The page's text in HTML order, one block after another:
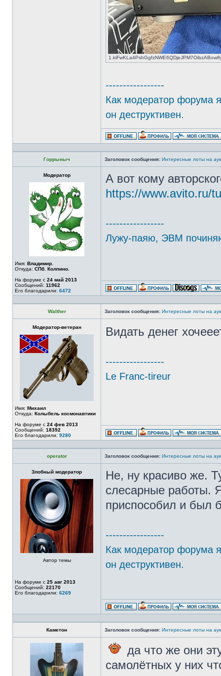
-----------------
Как модератор форума
он деструктивен.
Горрыныч Заголовок сообщения: Интересные лоты на
Модератор
Имя: Владимир.
Откуда: СПб. Колпино.
На форуме с 24 май 2013
Сообщений: 11962
Его благодарили: 6472
А вот кому
https://www.avito.ru/
-----------------
Лужу-паяю, ЭВМ
Walther Заголовок сообщения: Интересные лоты на
Модератор-ветеран
Имя: Михаил
Откуда: Колыбель космонавтики
На форуме с 24 фев 2013
Сообщений: 18392
Его благодарили: 9280
Видать денег
-----------------
Le Franc-tireur
operator Заголовок сообщения: Интересные лоты на
Злобный модератор
Автор темы
На форуме с 25 авг 2013
Сообщений: 22170
Его благодарили: 6269
Не, ну красиво же.
слесарные работы.
приспособил и был
-----------------
Как модератор форума
он деструктивен.
Каметон Заголовок сообщения: Интересные лоты на
да что же они
самолётных у них